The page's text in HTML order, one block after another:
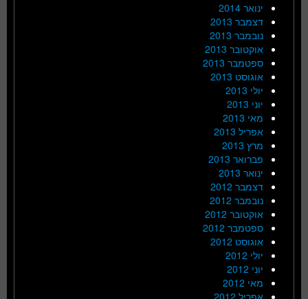
ינואר 2014
דצמבר 2013
נובמבר 2013
אוקטובר 2013
ספטמבר 2013
אוגוסט 2013
יולי 2013
יוני 2013
מאי 2013
אפריל 2013
מרץ 2013
פברואר 2013
ינואר 2013
דצמבר 2012
נובמבר 2012
אוקטובר 2012
ספטמבר 2012
אוגוסט 2012
יולי 2012
יוני 2012
מאי 2012
אפריל 2012